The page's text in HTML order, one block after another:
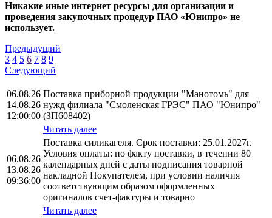
Никакие иные интернет ресурсы для организации и
проведения закупочных процедур ПАО «Юнипро» не
использует.
Предыдущий
3 4 5 6 7 8 9
Следующий
06.08.26
14.08.26
12:00:00
Поставка приборной продукции "Манотомь" для
нужд филиала "Смоленская ГРЭС" ПАО "Юнипро"
(ЗП608402)
Читать далее
06.08.26
13.08.26
09:36:00
Поставка силикагеля. Срок поставки: 25.01.2027г.
Условия оплаты: по факту поставки, в течении 80
календарных дней с даты подписания товарной
накладной Покупателем, при условии наличия
соответствующим образом оформленных
оригиналов счет-фактуры и товарно
Читать далее